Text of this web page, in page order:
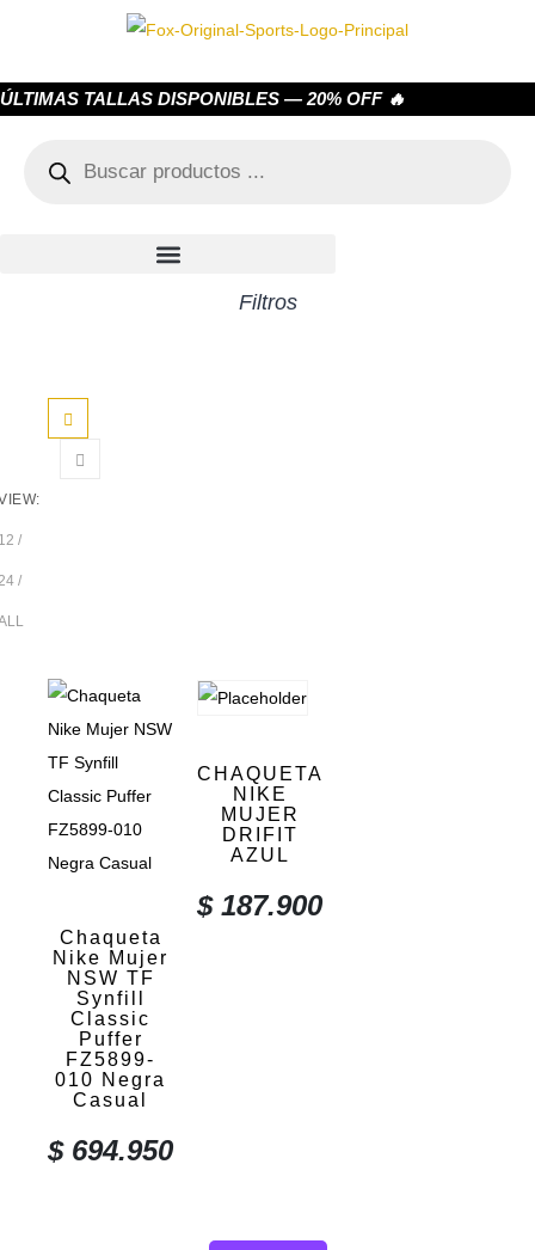
ÚLTIMAS TALLAS DISPONIBLES — 20% OFF 🔥
Filtros
Chaqueta
Nike Mujer
NSW TF
Synfill
Classic
Puffer
FZ5899-
010 Negra
Casual
$694.950
CHAQUETA
NIKE
MUJER
DRIFIT
AZUL
$187.900